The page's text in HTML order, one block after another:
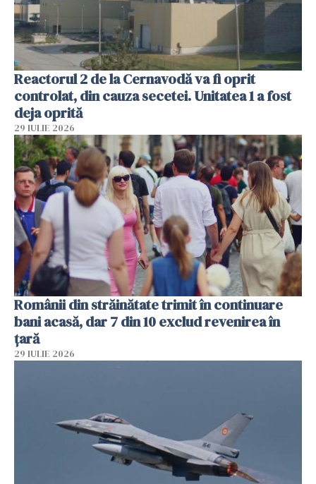
Reactorul 2 de la Cernavodă va fi oprit
controlat, din cauza secetei. Unitatea 1 a fost
deja oprită
29 IULIE 2026
Românii din străinătate trimit în continuare
bani acasă, dar 7 din 10 exclud revenirea în
țară
29 IULIE 2026